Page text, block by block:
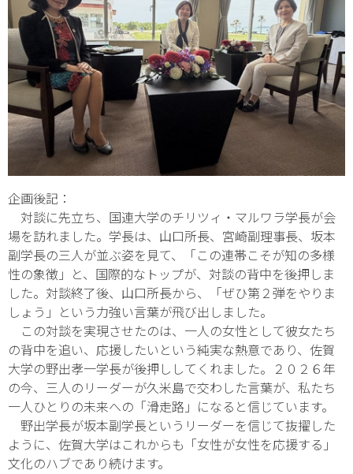
企画後記：
対談に先立ち、国連大学のチリツィ・マルワラ学長が会
場を訪れました。学長は、山口所長、宮崎副理事長、坂本
副学長の三人が並ぶ姿を見て、「この連帯こそが知の多様
性の象徴」と、国際的なトップが、対談の背中を後押しま
した。対談終了後、山口所長から、「ぜひ第２弾をやりま
しょう」という力強い言葉が飛び出しました。
この対談を実現させたのは、一人の女性として彼女たち
の背中を追い、応援したいという純実な熱意であり、佐賀
大学の野出孝一学長が後押ししてくれました。２０２６年
の今、三人のリーダーが久米島で交わした言葉が、私たち
一人ひとりの未来への「滑走路」になると信じています。
野出学長が坂本副学長というリーダーを信じて抜擢した
ように、佐賀大学はこれからも「女性が女性を応援する」
文化のハブであり続けます。